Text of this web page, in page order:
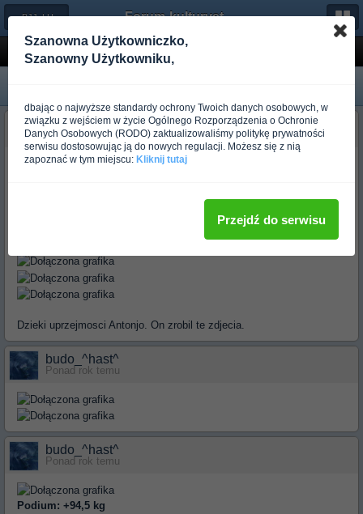
← BJJ, LUTA LIVRE, SAMBO Forum-kulturystyka.pl
Zawody 6.III.04 Poznan [zdjecia]
budo_^hast^
Ponad rok temu
Dzieki uprzejmosci Antonjo. On zrobil te zdjecia.
budo_^hast^
Ponad rok temu
budo_^hast^
Ponad rok temu
Podium: +94,5 kg
Szanowna Użytkowniczko,
Szanowny Użytkowniku,
dbając o najwyższe standardy ochrony Twoich danych osobowych, w
związku z wejściem w życie Ogólnego Rozporządzenia o Ochronie
Danych Osobowych (RODO) zaktualizowaliśmy politykę prywatności
serwisu dostosowując ją do nowych regulacji. Możesz się z nią
zapoznać w tym miejscu: Kliknij tutaj
Przejdź do serwisu